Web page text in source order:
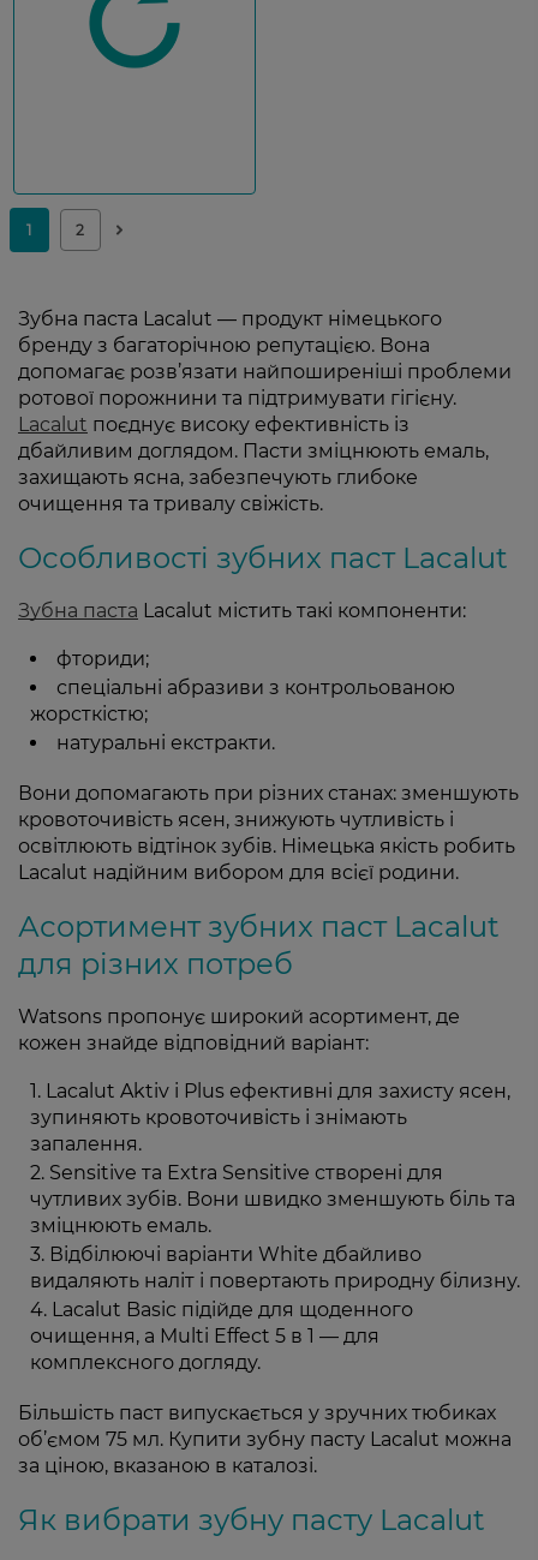
Зубна паста Lacalut — продукт німецького
бренду з багаторічною репутацією. Вона
допомагає розв’язати найпоширеніші проблеми
ротової порожнини та підтримувати гігієну.
Lacalut поєднує високу ефективність із
дбайливим доглядом. Пасти зміцнюють емаль,
захищають ясна, забезпечують глибоке
очищення та тривалу свіжість.
Особливості зубних паст Lacalut
Зубна паста Lacalut містить такі компоненти:
фториди;
спеціальні абразиви з контрольованою
жорсткістю;
натуральні екстракти.
Вони допомагають при різних станах: зменшують
кровоточивість ясен, знижують чутливість і
освітлюють відтінок зубів. Німецька якість робить
Lacalut надійним вибором для всієї родини.
Асортимент зубних паст Lacalut
для різних потреб
Watsons пропонує широкий асортимент, де
кожен знайде відповідний варіант:
Lacalut Aktiv і Plus ефективні для захисту ясен,
зупиняють кровоточивість і знімають
запалення.
Sensitive та Extra Sensitive створені для
чутливих зубів. Вони швидко зменшують біль та
зміцнюють емаль.
Відбілюючі варіанти White дбайливо
видаляють наліт і повертають природну білизну.
Lacalut Basic підійде для щоденного
очищення, а Multi Effect 5 в 1 — для
комплексного догляду.
Більшість паст випускається у зручних тюбиках
об’ємом 75 мл. Купити зубну пасту Lacalut можна
за ціною, вказаною в каталозі.
Як вибрати зубну пасту Lacalut